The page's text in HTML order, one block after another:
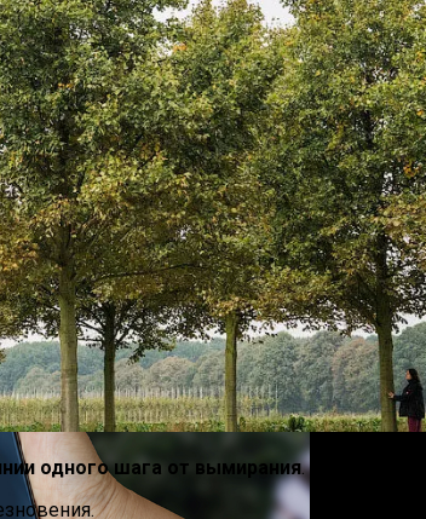
Очистить Реки От Пластика
Как Выбрать Хороший Блендер
одного шага от вымирания.